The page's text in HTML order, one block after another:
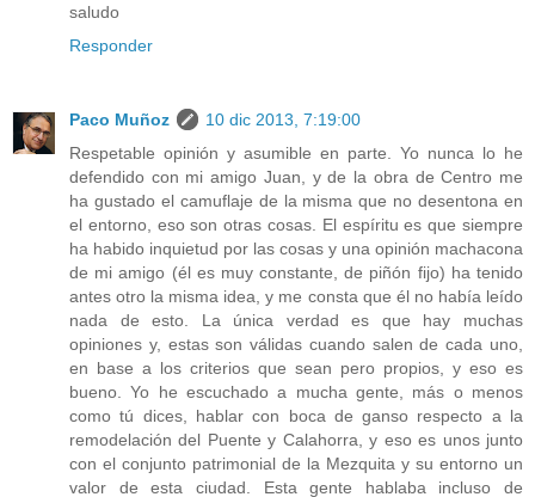
saludo
Responder
Paco Muñoz
10 dic 2013, 7:19:00
Respetable opinión y asumible en parte. Yo nunca lo he
defendido con mi amigo Juan, y de la obra de Centro me
ha gustado el camuflaje de la misma que no desentona en
el entorno, eso son otras cosas. El espíritu es que siempre
ha habido inquietud por las cosas y una opinión machacona
de mi amigo (él es muy constante, de piñón fijo) ha tenido
antes otro la misma idea, y me consta que él no había leído
nada de esto. La única verdad es que hay muchas
opiniones y, estas son válidas cuando salen de cada uno,
en base a los criterios que sean pero propios, y eso es
bueno. Yo he escuchado a mucha gente, más o menos
como tú dices, hablar con boca de ganso respecto a la
remodelación del Puente y Calahorra, y eso es unos junto
con el conjunto patrimonial de la Mezquita y su entorno un
valor de esta ciudad. Esta gente hablaba incluso de